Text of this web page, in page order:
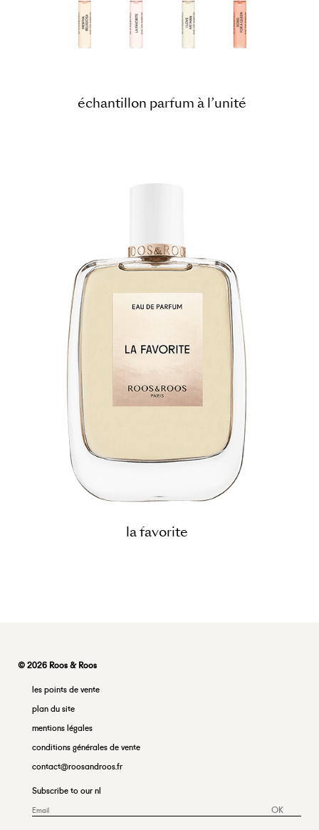
échantillon parfum à l’unité
la favorite
© 2026 Roos & Roos
les points de vente
plan du site
mentions légales
conditions générales de vente
contact@roosandroos.fr
Subscribe to our nl
OK